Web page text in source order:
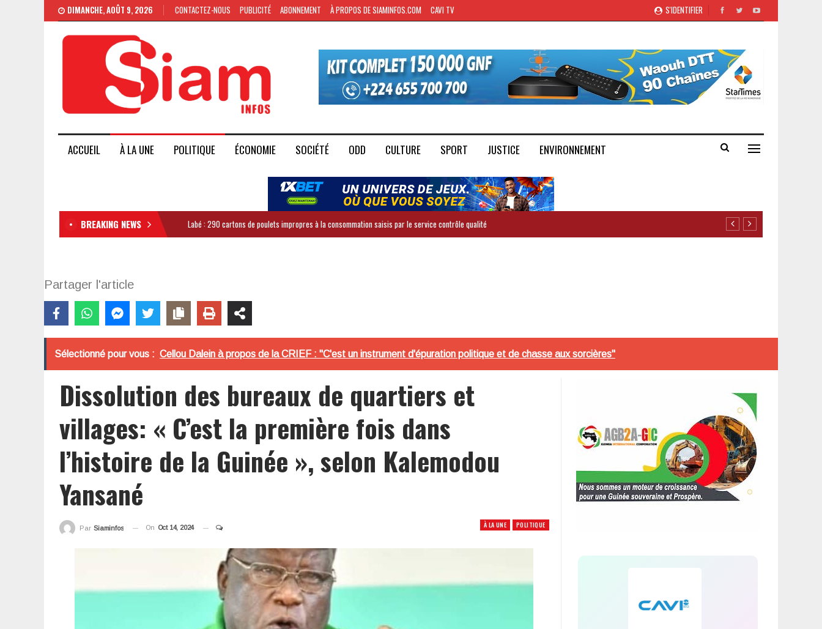
S'IDENTIFIER
DIMANCHE, AOÛT 9, 2026 CONTACTEZ-NOUS PUBLICITÉ ABONNEMENT À PROPOS DE SIAMINFOS.COM CAVI TV
ACCUEIL À LA UNE POLITIQUE ÉCONOMIE SOCIÉTÉ ODD CULTURE SPORT JUSTICE ENVIRONNEMENT
BREAKING NEWS Labé : 290 cartons de poulets impropres à la consommation saisis par le service contrôle qualité
Partager l'article
Sélectionné pour vous : Cellou Dalein à propos de la CRIEF : "C'est un instrument d'épuration politique et de chasse aux sorcières"
Dissolution des bureaux de quartiers et
villages: « C’est la première fois dans
l’histoire de la Guinée », selon Kalemodou
Yansané
À LA UNE POLITIQUE
Par Siaminfos On Oct 14, 2024